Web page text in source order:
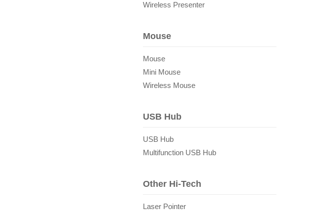
Wireless Presenter
Mouse
Mouse
Mini Mouse
Wireless Mouse
USB Hub
USB Hub
Multifunction USB Hub
Other Hi-Tech
Laser Pointer